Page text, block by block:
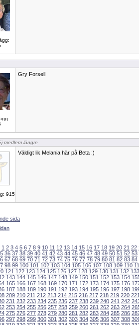
Gry Forsell
medlem längre
915
Väldigt lik Melania här på Beta :)
sida
1 2 3 4 5 6 7 8 9 10 11 12 13 14 15 16 17 18 19 20 21 22
36 37 38 39 40 41 42 43 44 45 46 47 48 49 50 51 52 53
67 68 69 70 71 72 73 74 75 76 77 78 79 80 81 82 83 84
98 99 100 101 102 103 104 105 106 107 108 109 110
121 122 123 124 125 126 127 128 129 130 131 132 133
143 144 145 146 147 148 149 150 151 152 153 154
165 166 167 168 169 170 171 172 173 174 175 176
187 188 189 190 191 192 193 194 195 196 197 198
209 210 211 212 213 214 215 216 217 218 219 220 221
231 232 233 234 235 236 237 238 239 240 241 242
253 254 255 256 257 258 259 260 261 262 263 264
275 276 277 278 279 280 281 282 283 284 285 286
297 298 299 300 301 302 303 304 305 306 307 308